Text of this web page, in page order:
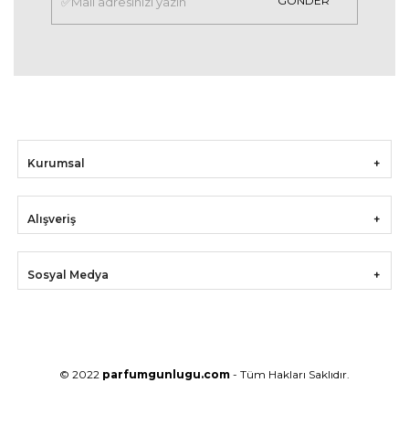
Kurumsal
Alışveriş
Sosyal Medya
© 2022 parfumgunlugu.com - Tüm Hakları Saklıdır.